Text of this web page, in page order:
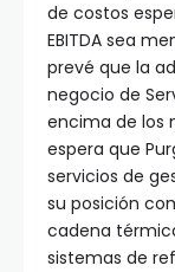
de costos
EBITDA sea
prevé que la
negocio de
encima de los
espera que
servicios de
su posición
cadena
sistemas de